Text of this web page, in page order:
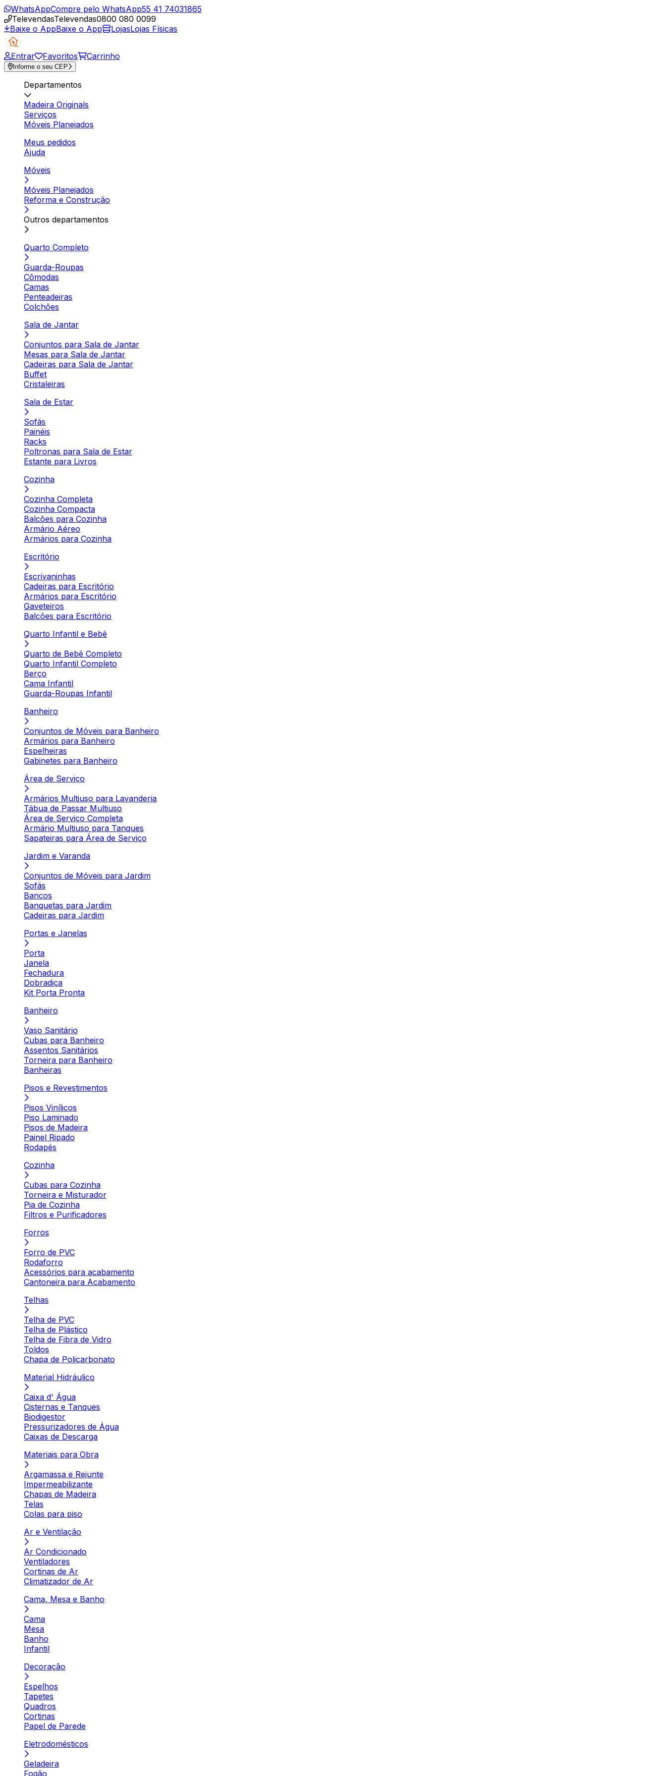
WhatsAppCompre pelo WhatsApp55 41 74031865
TelevendasTelevendas0800 080 0099
Baixe o AppBaixe o App LojasLojas Físicas
Entrar Favoritos Carrinho
Informe o seu CEP
Departamentos
Madeira Originals
Serviços
Móveis Planejados
Meus pedidos
Ajuda
Móveis
Móveis Planejados
Reforma e Construção
Outros departamentos
Quarto Completo
Guarda-Roupas
Cômodas
Camas
Penteadeiras
Colchões
Sala de Jantar
Conjuntos para Sala de Jantar
Mesas para Sala de Jantar
Cadeiras para Sala de Jantar
Buffet
Cristaleiras
Sala de Estar
Sofás
Painéis
Racks
Poltronas para Sala de Estar
Estante para Livros
Cozinha
Cozinha Completa
Cozinha Compacta
Balcões para Cozinha
Armário Aéreo
Armários para Cozinha
Escritório
Escrivaninhas
Cadeiras para Escritório
Armários para Escritório
Gaveteiros
Balcões para Escritório
Quarto Infantil e Bebê
Quarto de Bebê Completo
Quarto Infantil Completo
Berço
Cama Infantil
Guarda-Roupas Infantil
Banheiro
Conjuntos de Móveis para Banheiro
Armários para Banheiro
Espelheiras
Gabinetes para Banheiro
Área de Serviço
Armários Multiuso para Lavanderia
Tábua de Passar Multiuso
Área de Serviço Completa
Armário Multiuso para Tanques
Sapateiras para Área de Serviço
Jardim e Varanda
Conjuntos de Móveis para Jardim
Sofás
Bancos
Banquetas para Jardim
Cadeiras para Jardim
Portas e Janelas
Porta
Janela
Fechadura
Dobradiça
Kit Porta Pronta
Banheiro
Vaso Sanitário
Cubas para Banheiro
Assentos Sanitários
Torneira para Banheiro
Banheiras
Pisos e Revestimentos
Pisos Vinílicos
Piso Laminado
Pisos de Madeira
Painel Ripado
Rodapés
Cozinha
Cubas para Cozinha
Torneira e Misturador
Pia de Cozinha
Filtros e Purificadores
Forros
Forro de PVC
Rodaforro
Acessórios para acabamento
Cantoneira para Acabamento
Telhas
Telha de PVC
Telha de Plástico
Telha de Fibra de Vidro
Toldos
Chapa de Policarbonato
Material Hidráulico
Caixa d' Água
Cisternas e Tanques
Biodigestor
Pressurizadores de Água
Caixas de Descarga
Materiais para Obra
Argamassa e Rejunte
Impermeabilizante
Chapas de Madeira
Telas
Colas para piso
Ar e Ventilação
Ar Condicionado
Ventiladores
Cortinas de Ar
Climatizador de Ar
Cama, Mesa e Banho
Cama
Mesa
Banho
Infantil
Decoração
Espelhos
Tapetes
Quadros
Cortinas
Papel de Parede
Eletrodomésticos
Geladeira
Fogão